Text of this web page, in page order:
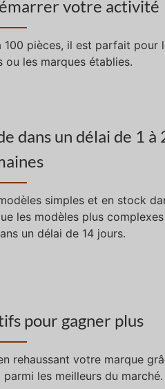
votre activité
100 pièces, il est parfait pour
ou les marques établies.
dans un délai de 1 à
simples et en stock
les modèles plus complexes
un délai de 14 jours.
pour gagner plus
rehaussant votre marque
les meilleurs du marché.